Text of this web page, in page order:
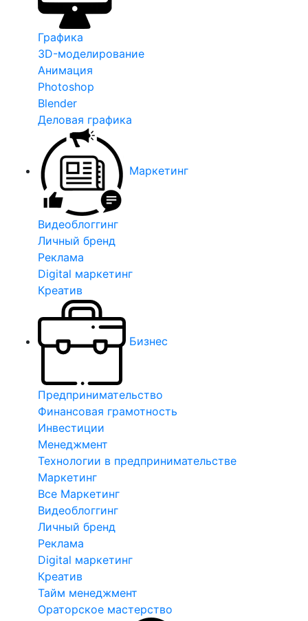
Графика
3D-моделирование
Анимация
Photoshop
Blender
Деловая графика
Маркетинг
Видеоблоггинг
Личный бренд
Реклама
Digital маркетинг
Креатив
Бизнес
Предпринимательство
Финансовая грамотность
Инвестиции
Менеджмент
Технологии в предпринимательстве
Маркетинг
Все Маркетинг
Видеоблоггинг
Личный бренд
Реклама
Digital маркетинг
Креатив
Тайм менеджмент
Ораторское мастерство